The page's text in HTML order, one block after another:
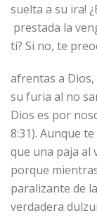
suelta a su ira!
prestada la
ti? Si no, te
afrentas a
su furia al no
Dios es por
8:31). Aunque
que una paja al
porque
paralizante de
verdadera